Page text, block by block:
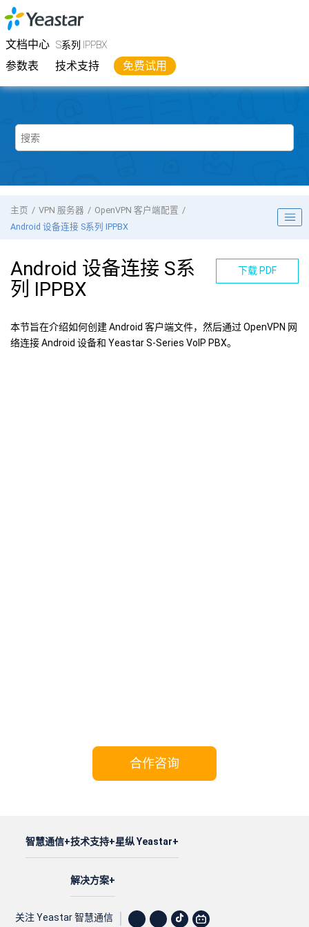
跳转到主要内容
文档中心 S系列 IPPBX
参数表 技术支持 免费试用
YeastarS系列 IPPBX
主页 VPN 服务器
OpenVPN 客户端配置
Android 设备连接 S系列 IPPBX
下载 PDF
Android 设备连接 S系
列 IPPBX
本节旨在介绍如何创建 Android 客户端文件，然后通过 OpenVPN 网
络连接 Android 设备和 Yeastar S-Series VoIP PBX。
合作咨询
智慧通信 技术支持
解决方案
星纵 Yeastar
关注 Yeastar 智慧通信